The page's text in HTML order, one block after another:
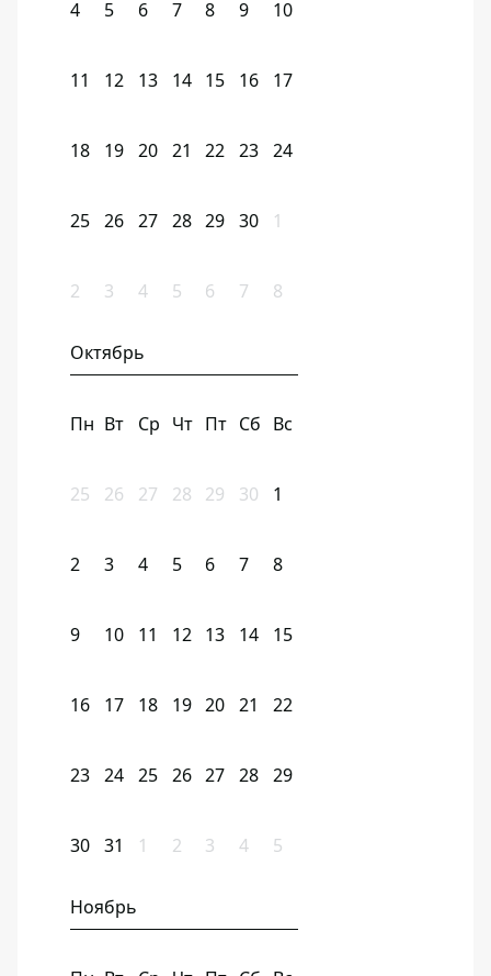
4 5 6 7 8 9 10
11 12 13 14 15 16 17
18 19 20 21 22 23 24
25 26 27 28 29 30 1
2 3 4 5 6 7 8
Октябрь
Пн Вт Ср Чт Пт Сб Вс
25 26 27 28 29 30 1
2 3 4 5 6 7 8
9 10 11 12 13 14 15
16 17 18 19 20 21 22
23 24 25 26 27 28 29
30 31 1 2 3 4 5
Ноябрь